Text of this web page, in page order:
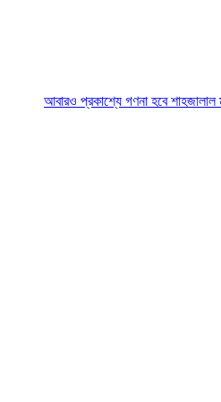
আবারও প্রকাশ্যে গণনা হবে শাহজালাল মাজারের